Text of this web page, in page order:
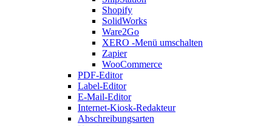
Shopify
SolidWorks
Ware2Go
XERO -Menü umschalten
Zapier
WooCommerce
PDF-Editor
Label-Editor
E-Mail-Editor
Internet-Kiosk-Redakteur
Abschreibungsarten